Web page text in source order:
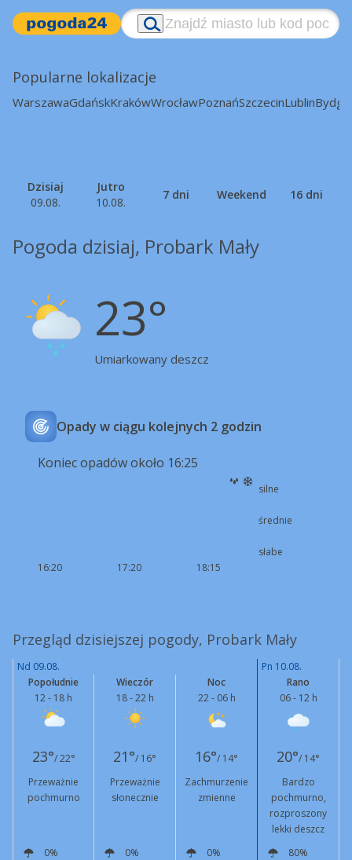
Popularne lokalizacje
WarszawaGdańskKrakówWrocławPoznańSzczecinLublin
Dzisiaj
09.08.
Jutro
10.08.
7 dni Weekend 16 dni
Pogoda dzisiaj, Probark Mały
23°
Umiarkowany deszcz
Opady w ciągu kolejnych 2 godzin
Koniec opadów około 16:25
16:20 17:20 18:15
silne
średnie
słabe
Przegląd dzisiejszej pogody, Probark Mały
Nd 09.08.
Pn 10.08.
Popołudnie
12 - 18 h
Wieczór
18 - 22 h
Noc
22 - 06 h
Rano
06 - 12 h
23°/ 22° 21°/ 16° 16°/ 14° 20°/ 14°
Przeważnie
pochmurno
Przeważnie
słonecznie
Zachmurzenie
zmienne
Bardzo
pochmurno,
rozproszony
lekki deszcz
0%
0% 0%
80%